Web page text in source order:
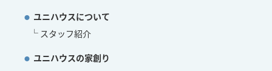
ユニハウスについて
スタッフ紹介
ユニハウスの家創り